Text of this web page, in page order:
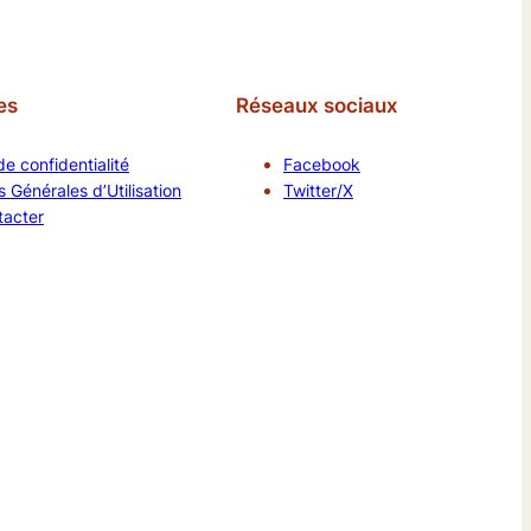
confidentialité
Générales d’Utilisation
Réseaux sociaux
Facebook
Twitter/X